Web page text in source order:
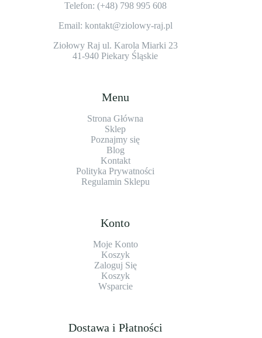
Telefon: (+48) 798 995 608
Email: kontakt@ziolowy-raj.pl
Ziołowy Raj ul. Karola Miarki 23
41-940 Piekary Śląskie
Menu
Strona Główna
Sklep
Poznajmy się
Blog
Kontakt
Polityka Prywatności
Regulamin Sklepu
Konto
Moje Konto
Koszyk
Zaloguj Się
Koszyk
Wsparcie
Dostawa i Płatności